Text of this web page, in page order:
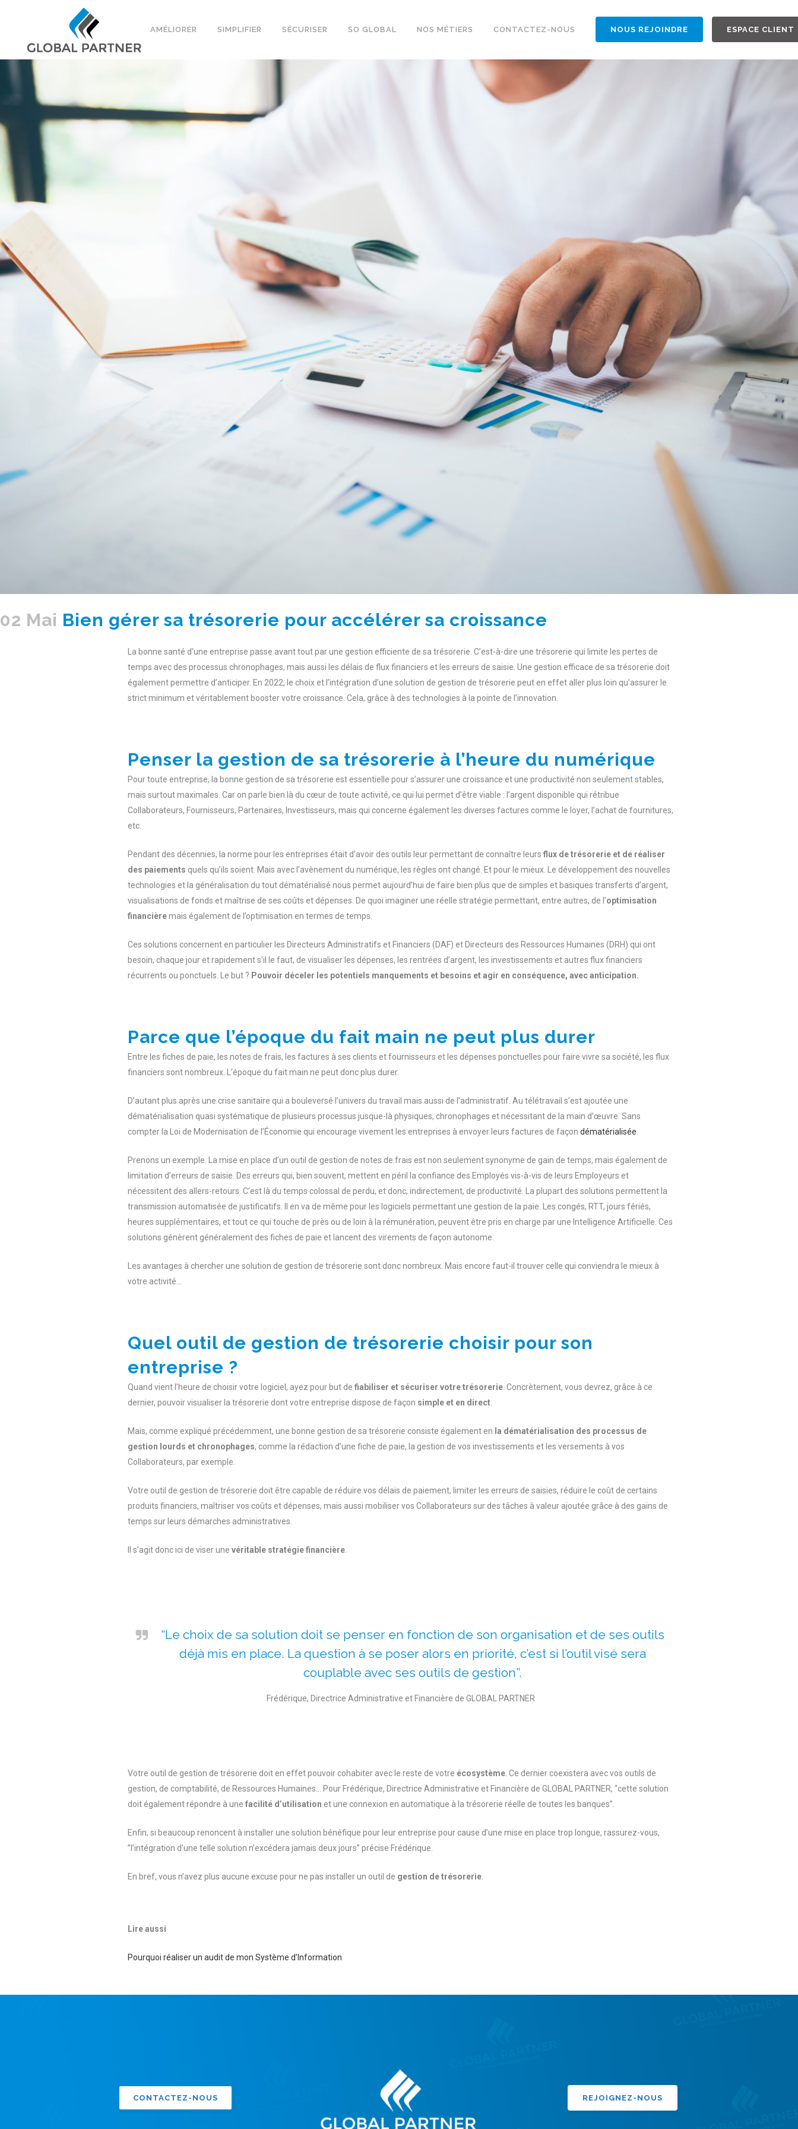
NOUS REJOINDRE ESPACE CLIENT
AMÉLIORER SIMPLIFIER SÉCURISER SO GLOBAL NOS MÉTIERS CONTACTEZ-NOUS
02 Mai Bien gérer sa trésorerie pour accélérer sa croissance
La bonne santé d’une entreprise passe avant tout par une gestion efficiente de sa trésorerie. C’est-à-dire une trésorerie qui limite les pertes de
temps avec des processus chronophages, mais aussi les délais de flux financiers et les erreurs de saisie. Une gestion efficace de sa trésorerie doit
également permettre d’anticiper. En 2022, le choix et l’intégration d’une solution de gestion de trésorerie peut en effet aller plus loin qu’assurer le
strict minimum et véritablement booster votre croissance. Cela, grâce à des technologies à la pointe de l’innovation.
Penser la gestion de sa trésorerie à l’heure du numérique
Pour toute entreprise, la bonne gestion de sa trésorerie est essentielle pour s’assurer une croissance et une productivité non seulement stables,
mais surtout maximales. Car on parle bien là du cœur de toute activité, ce qui lui permet d’être viable : l’argent disponible qui rétribue
Collaborateurs, Fournisseurs, Partenaires, Investisseurs, mais qui concerne également les diverses factures comme le loyer, l’achat de fournitures,
etc.
Pendant des décennies, la norme pour les entreprises était d’avoir des outils leur permettant de connaître leurs flux de trésorerie et de réaliser
des paiements quels qu’ils soient. Mais avec l’avènement du numérique, les règles ont changé. Et pour le mieux. Le développement des nouvelles
technologies et la généralisation du tout dématérialisé nous permet aujourd’hui de faire bien plus que de simples et basiques transferts d’argent,
visualisations de fonds et maîtrise de ses coûts et dépenses. De quoi imaginer une réelle stratégie permettant, entre autres, de l’optimisation
financièremais également de l’optimisation en termes de temps.
Ces solutions concernent en particulier les Directeurs Administratifs et Financiers (DAF) et Directeurs des Ressources Humaines (DRH) qui ont
besoin, chaque jour et rapidement s’il le faut, de visualiser les dépenses, les rentrées d’argent, les investissements et autres flux financiers
récurrents ou ponctuels. Le but ? Pouvoir déceler les potentiels manquements et besoins et agir en conséquence, avec anticipation.
Parce que l’époque du fait main ne peut plus durer
Entre les fiches de paie, les notes de frais, les factures à ses clients et fournisseurs et les dépenses ponctuelles pour faire vivre sa société, les flux
financiers sont nombreux. L’époque du fait main ne peut donc plus durer.
D’autant plus après une crise sanitaire qui a bouleversé l’univers du travail mais aussi de l’administratif. Au télétravail s’est ajoutée une
dématérialisation quasi systématique de plusieurs processus jusque-là physiques, chronophages et nécessitant de la main d’œuvre. Sans
compter la Loi de Modernisation de l’Économie qui encourage vivement les entreprises à envoyer leurs factures de façon dématérialisée
Prenons un exemple. La mise en place d’un outil de gestion de notes de frais est non seulement synonyme de gain de temps, mais également de
limitation d’erreurs de saisie. Des erreurs qui, bien souvent, mettent en péril la confiance des Employés vis-à-vis de leurs Employeurs et
nécessitent des allers-retours. C’est là du temps colossal de perdu, et donc, indirectement, de productivité. La plupart des solutions permettent la
transmission automatisée de justificatifs. Il en va de même pour les logiciels permettant une gestion de la paie. Les congés, RTT, jours fériés,
heures supplémentaires, et tout ce qui touche de près ou de loin à la rémunération, peuvent être pris en charge par une Intelligence Artificielle. Ces
solutions génèrent généralement des fiches de paie et lancent des virements de façon autonome.
Les avantages à chercher une solution de gestion de trésorerie sont donc nombreux. Mais encore faut-il trouver celle qui conviendra le mieux à
votre activité…
Quel outil de gestion de trésorerie choisir pour son
entreprise ?
Quand vient l’heure de choisir votre logiciel, ayez pour but de fiabiliser et sécuriser votre trésorerie . Concrètement, vous devrez, grâce à ce
dernier, pouvoir visualiser la trésorerie dont votre entreprise dispose de façon simple et en direct
Mais, comme expliqué précédemment, une bonne gestion de sa trésorerie consiste également en la dématérialisation des processus de
gestion lourds et chronophages, comme la rédaction d’une fiche de paie, la gestion de vos investissements et les versements à vos
Collaborateurs, par exemple.
Votre outil de gestion de trésorerie doit être capable de réduire vos délais de paiement, limiter les erreurs de saisies, réduire le coût de certains
produits financiers, maîtriser vos coûts et dépenses, mais aussi mobiliser vos Collaborateurs sur des tâches à valeur ajoutée grâce à des gains de
temps sur leurs démarches administratives.
Il s’agit donc ici de viser une véritable stratégie financière
“Le choix de sa solution doit se penser en fonction de son organisation et de ses outils
déjà mis en place. La question à se poser alors en priorité, c’est si l’outil visé sera
couplable avec ses outils de gestion”.
Frédérique, Directrice Administrative et Financière de GLOBAL PARTNER
Votre outil de gestion de trésorerie doit en effet pouvoir cohabiter avec le reste de votre écosystème . Ce dernier coexistera avec vos outils de
gestion, de comptabilité, de Ressources Humaines… Pour Frédérique, Directrice Administrative et Financière de GLOBAL PARTNER, “cette solution
doit également répondre à une facilité d’utilisation et une connexion en automatique à la trésorerie réelle de toutes les banques”.
Enfin, si beaucoup renoncent à installer une solution bénéfique pour leur entreprise pour cause d’une mise en place trop longue, rassurez-vous,
”l’intégration d’une telle solution n’excédera jamais deux jours” précise Frédérique.
En bref, vous n’avez plus aucune excuse pour ne pas installer un outil de gestion de trésorerie
Lire aussi
Pourquoi réaliser un audit de mon Système d’Information
CONTACTEZ-NOUS REJOIGNEZ-NOUS